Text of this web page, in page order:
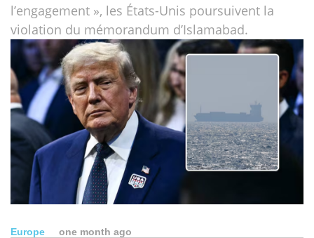
l’engagement », les États-Unis poursuivent la
violation du mémorandum d’Islamabad.
Europe one month ago